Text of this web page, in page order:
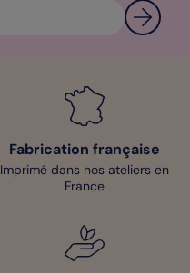
Fabrication française
Imprimé dans nos ateliers en
France